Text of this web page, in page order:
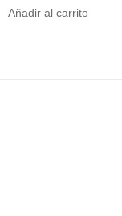
Añadir al carrito